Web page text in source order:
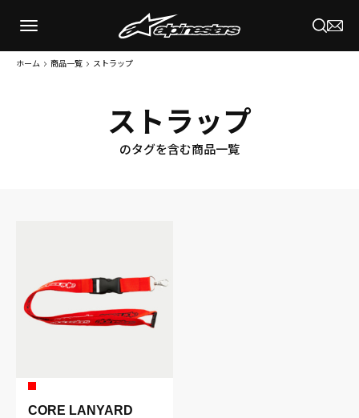
ホーム 商品一覧 ストラップ
ストラップ
のタグを含む商品一覧
CORE LANYARD